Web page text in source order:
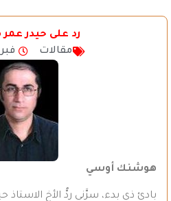
رد على حيدر عمر
مقالات
فبراير
هوشنك أوسي
بادئ ذي بدء، سرَّني ردُّ الأخ الاستاذ